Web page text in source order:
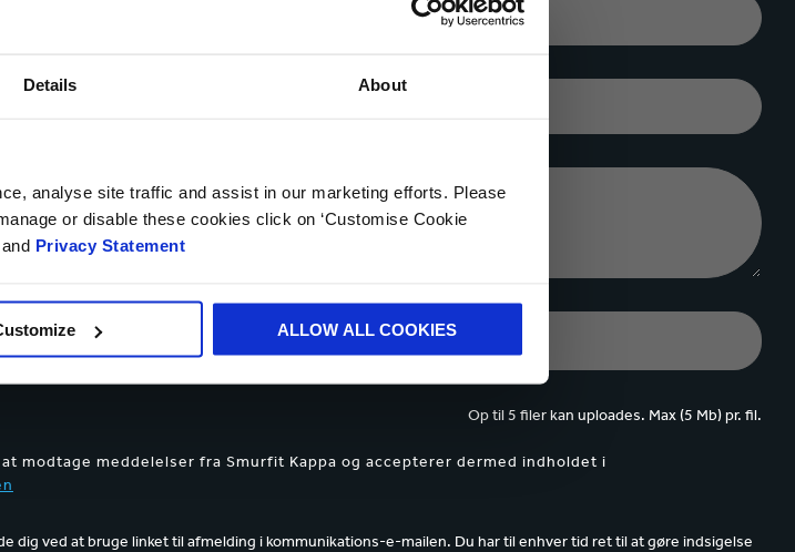
Details About
analyse site traffic and assist in our marketing efforts. Please
or disable these cookies click on ‘Customise Cookie
and Privacy Statement
ALLOW ALL COOKIES
BY*
Op til 5 filer kan uploades. Max (5 Mb) pr. fil.
modtage meddelelser fra Smurfit Kappa og accepterer dermed indholdet i
dig ved at bruge linket til afmelding i kommunikations-e-mailen. Du har til enhver tid ret til at gøre indsigelse